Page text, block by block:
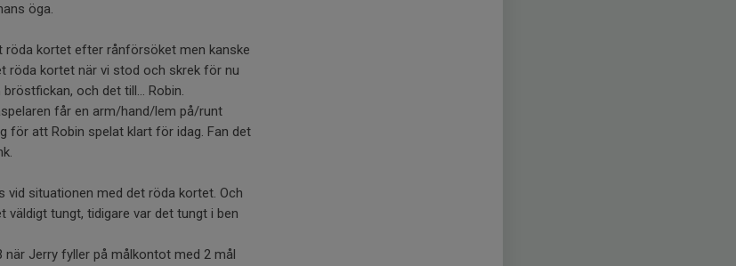
öga.
kortet efter rånförsöket men kanske
röda kortet när vi stod och skrek för nu
och det till… Robin.
får en arm/hand/lem på/runt
för att Robin spelat klart för idag. Fan det
situationen med det röda kortet. Och
väldigt tungt, tidigare var det tungt i ben
när Jerry fyller på målkontot med 2 mål